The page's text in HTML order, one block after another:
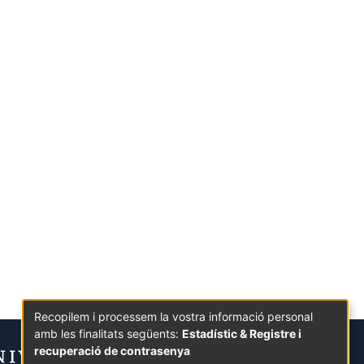
Recopilem i processem la vostra informació personal
amb les finalitats següents: Estadístic & Registre i
recuperació de contrasenya